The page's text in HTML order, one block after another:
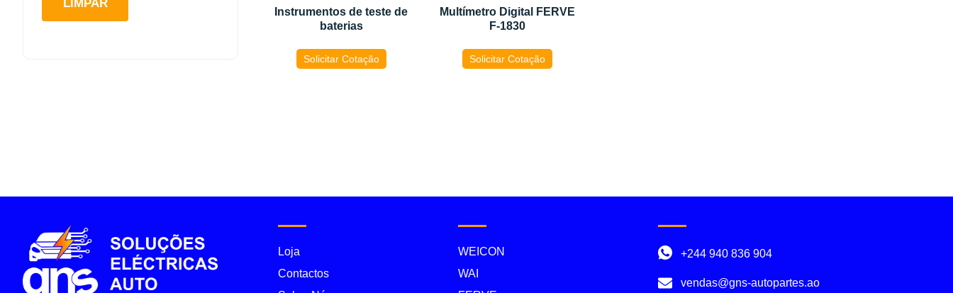
LIMPAR
Instrumentos de teste de
baterias
Solicitar Cotação
Multímetro Digital FERVE
F-1830
Solicitar Cotação
Loja
Contactos
WEICON
WAI
+244 940 836 904
vendas@gns-autopartes.ao